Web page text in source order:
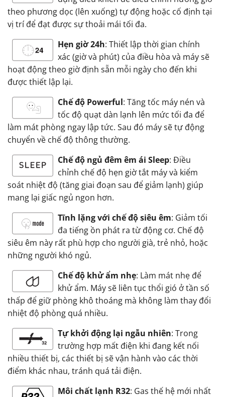
theo phương dọc (lên xuống) tự động hoặc cố định tại
vị trí để đạt được sự thoải mái tối đa.
Hẹn giờ 24h: Thiết lập thời gian chính
xác (giờ và phút) của điều hòa và máy sẽ
hoạt động theo giờ định sẵn mỗi ngày cho đến khi
được thiết lập lại.
Chế độ Powerful: Tăng tốc máy nén và
tốc độ quạt dàn lạnh lên mức tối đa để
làm mát phòng ngay lập tức. Sau đó máy sẽ tự động
chuyển về chế độ thông thường.
Chế độ ngủ đêm êm ái Sleep: Điều
chỉnh chế độ hẹn giờ tắt máy và kiểm
soát nhiệt độ (tăng giai đoạn sau để giảm lạnh) giúp
mang lại giấc ngủ ngon hơn.
Tĩnh lặng với chế độ siêu êm: Giảm tối
đa tiếng ồn phát ra từ động cơ. Chế độ
siêu êm này rất phù hợp cho người già, trẻ nhỏ, hoặc
những người khó ngủ.
Chế độ khử ẩm nhẹ: Làm mát nhẹ để
khử ẩm. Máy sẽ liên tục thổi gió ở tần số
thấp để giữ phòng khô thoáng mà không làm thay đổi
nhiệt độ phòng quá nhiều.
Tự khởi động lại ngẫu nhiên: Trong
trường hợp mất điện khi đang kết nối
nhiều thiết bị, các thiết bị sẽ vận hành vào các thời
điểm khác nhau, tránh quá tải điện.
Môi chất lạnh R32: Gas thế hệ mới nhất